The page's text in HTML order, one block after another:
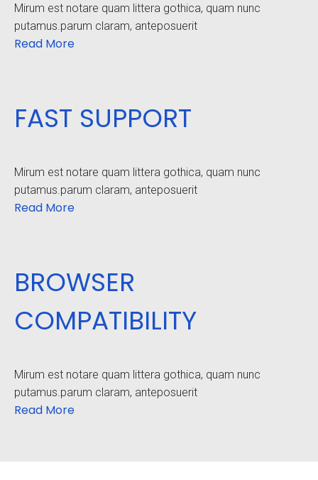
Mirum est notare quam littera gothica, quam nunc
putamus.parum claram, anteposuerit
Read More
FAST SUPPORT
Mirum est notare quam littera gothica, quam nunc
putamus.parum claram, anteposuerit
Read More
BROWSER
COMPATIBILITY
Mirum est notare quam littera gothica, quam nunc
putamus.parum claram, anteposuerit
Read More